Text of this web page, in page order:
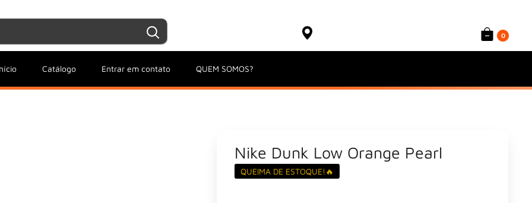
0
Catálogo Entrar em contato QUEM SOMOS?
Nike Dunk Low Orange Pearl
QUEIMA DE ESTOQUE!🔥